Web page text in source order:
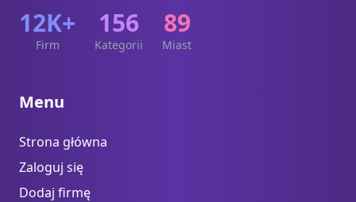
12K+
Firm
156
Kategorii
89
Miast
Menu
Strona główna
Zaloguj się
Dodaj firmę